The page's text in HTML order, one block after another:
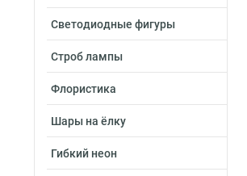
Светодиодные фигуры
Строб лампы
Флористика
Шары на ёлку
Гибкий неон